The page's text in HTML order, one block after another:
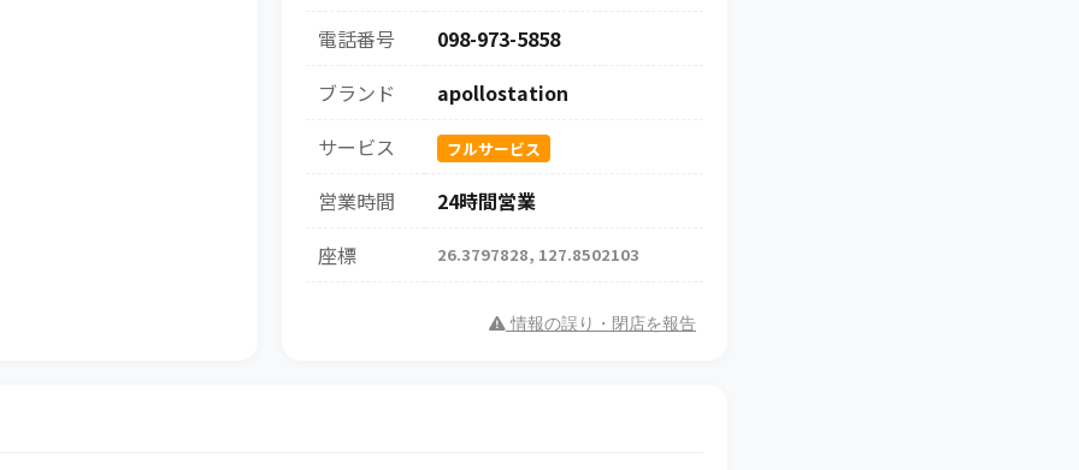
電話番号
098-973-5858
ブランド
apollostation
サービス
フルサービス
営業時間
24時間営業
座標
26.3797828, 127.8502103
情報の誤り・閉店を報告